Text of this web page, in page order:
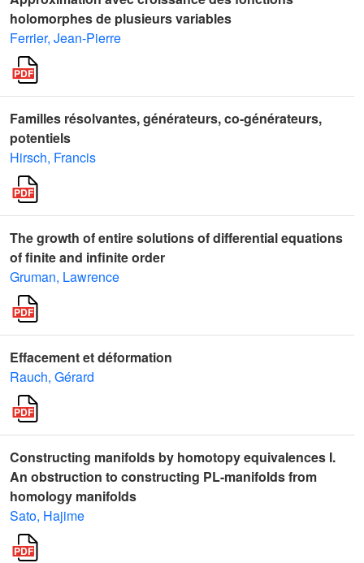
holomorphes de plusieurs variables
Ferrier, Jean-Pierre
Familles résolvantes, générateurs, co-générateurs,
potentiels
Hirsch, Francis
The growth of entire solutions of differential equations
of finite and infinite order
Gruman, Lawrence
Effacement et déformation
Rauch, Gérard
Constructing manifolds by homotopy equivalences I.
An obstruction to constructing PL-manifolds from
homology manifolds
Sato, Hajime